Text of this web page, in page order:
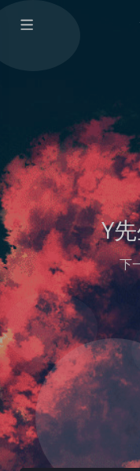
Y
下